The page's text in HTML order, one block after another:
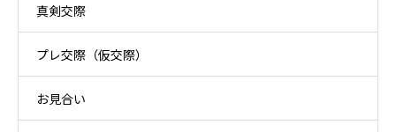
真剣交際
プレ交際（仮交際）
お見合い